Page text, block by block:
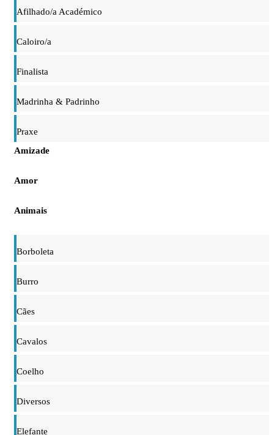
Afilhado/a Académico
Caloiro/a
Finalista
Madrinha & Padrinho
Praxe
Amizade
Amor
Animais
Borboleta
Burro
Cães
Cavalos
Coelho
Diversos
Elefante